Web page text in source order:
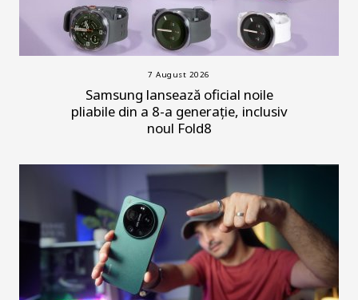
7 August 2026
Samsung lansează oficial noile
pliabile din a 8-a generație, inclusiv
noul Fold8